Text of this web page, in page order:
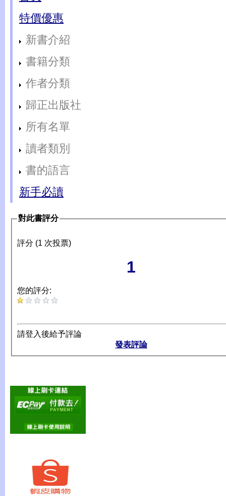
特價優惠
新書介紹
書籍分類
作者分類
歸正出版社
所有名單
讀者類別
書的語言
新手必讀
對此書評分
評分 (1 次投票)
1
您的評分:
請登入後給予評論
發表評論